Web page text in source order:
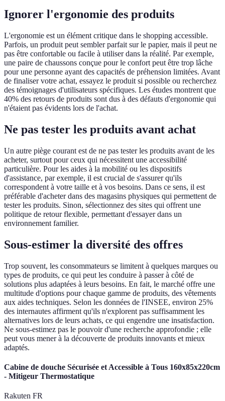
Ignorer l'ergonomie des produits
L'ergonomie est un élément critique dans le shopping accessible.
Parfois, un produit peut sembler parfait sur le papier, mais il peut ne
pas être confortable ou facile à utiliser dans la réalité. Par exemple,
une paire de chaussons conçue pour le confort peut être trop lâche
pour une personne ayant des capacités de préhension limitées. Avant
de finaliser votre achat, essayez le produit si possible ou recherchez
des témoignages d'utilisateurs spécifiques. Les études montrent que
40% des retours de produits sont dus à des défauts d'ergonomie qui
n'étaient pas évidents lors de l'achat.
Ne pas tester les produits avant achat
Un autre piège courant est de ne pas tester les produits avant de les
acheter, surtout pour ceux qui nécessitent une accessibilité
particulière. Pour les aides à la mobilité ou les dispositifs
d'assistance, par exemple, il est crucial de s'assurer qu'ils
correspondent à votre taille et à vos besoins. Dans ce sens, il est
préférable d'acheter dans des magasins physiques qui permettent de
tester les produits. Sinon, sélectionnez des sites qui offrent une
politique de retour flexible, permettant d'essayer dans un
environnement familier.
Sous-estimer la diversité des offres
Trop souvent, les consommateurs se limitent à quelques marques ou
types de produits, ce qui peut les conduire à passer à côté de
solutions plus adaptées à leurs besoins. En fait, le marché offre une
multitude d'options pour chaque gamme de produits, des vêtements
aux aides techniques. Selon les données de l'INSEE, environ 25%
des internautes affirment qu'ils n'explorent pas suffisamment les
alternatives lors de leurs achats, ce qui engendre une insatisfaction.
Ne sous-estimez pas le pouvoir d'une recherche approfondie ; elle
peut vous mener à la découverte de produits innovants et mieux
adaptés.
Cabine de douche Sécurisée et Accessible à Tous 160x85x220cm
- Mitigeur Thermostatique
Rakuten FR